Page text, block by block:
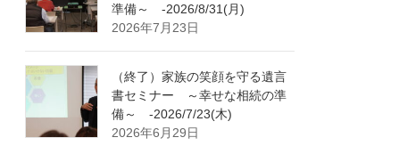
準備～ -2026/8/31(月)
2026年7月23日
（終了）家族の笑顔を守る遺言
書セミナー ～幸せな相続の準
備～ -2026/7/23(木)
2026年6月29日